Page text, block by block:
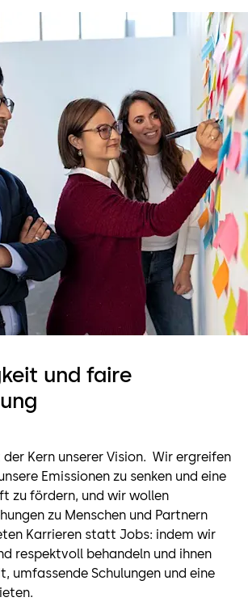
und faire
Kern unserer Vision. Wir ergreifen
Emissionen zu senken und eine
zu fördern, und wir wollen
zu Menschen und Partnern
Karrieren statt Jobs: indem wir
respektvoll behandeln und ihnen
umfassende Schulungen und eine